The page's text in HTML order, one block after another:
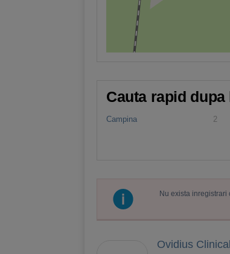
Cauta rapid
Campina 2
Nu exista inregistrari
Ovidius